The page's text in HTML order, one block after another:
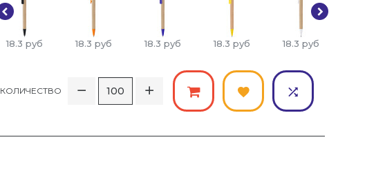
18.3 руб 18.3 руб 18.3 руб 18.3 руб 18.3 руб
КОЛИЧЕСТВО